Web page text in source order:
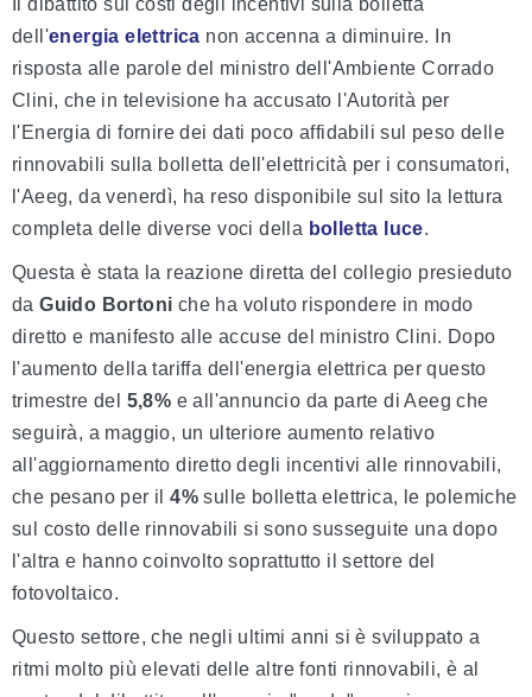
Il dibattito sui costi degli incentivi sulla bolletta
dell'energia elettrica non accenna a diminuire. In
risposta alle parole del ministro dell'Ambiente Corrado
Clini, che in televisione ha accusato l'Autorità per
l'Energia di fornire dei dati poco affidabili sul peso delle
rinnovabili sulla bolletta dell'elettricità per i consumatori,
l'Aeeg, da venerdì, ha reso disponibile sul sito la lettura
completa delle diverse voci della bolletta luce.
Questa è stata la reazione diretta del collegio presieduto
daGuido Bortoni che ha voluto rispondere in modo
diretto e manifesto alle accuse del ministro Clini. Dopo
l'aumento della tariffa dell'energia elettrica per questo
trimestre del 5,8% e all'annuncio da parte di Aeeg che
seguirà, a maggio, un ulteriore aumento relativo
all'aggiornamento diretto degli incentivi alle rinnovabili,
che pesano per il4% sulle bolletta elettrica, le polemiche
sul costo delle rinnovabili si sono susseguite una dopo
l'altra e hanno coinvolto soprattutto il settore del
fotovoltaico.
Questo settore, che negli ultimi anni si è sviluppato a
ritmi molto più elevati delle altre fonti rinnovabili, è al